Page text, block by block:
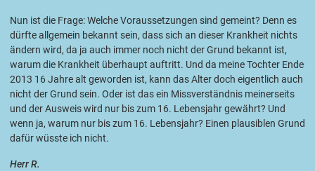
Nun ist die Frage: Welche Voraussetzungen sind gemeint? Denn es
dürfte allgemein bekannt sein, dass sich an dieser Krankheit nichts
ändern wird, da ja auch immer noch nicht der Grund bekannt ist,
warum die Krankheit überhaupt auftritt. Und da meine Tochter Ende
2013 16 Jahre alt geworden ist, kann das Alter doch eigentlich auch
nicht der Grund sein. Oder ist das ein Missverständnis meinerseits
und der Ausweis wird nur bis zum 16. Lebensjahr gewährt? Und
wenn ja, warum nur bis zum 16. Lebensjahr? Einen plausiblen Grund
dafür wüsste ich nicht.
Herr R.